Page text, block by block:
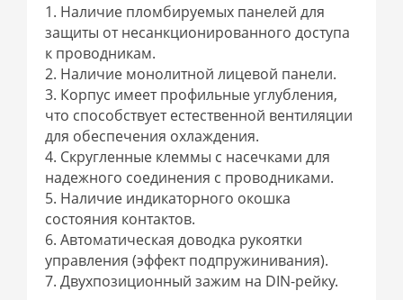
1. Наличие пломбируемых панелей для
защиты от несанкционированного доступа
к проводникам.
2. Наличие монолитной лицевой панели.
3. Корпус имеет профильные углубления,
что способствует естественной вентиляции
для обеспечения охлаждения.
4. Cкругленные клеммы с насечками для
надежного соединения с проводниками.
5. Наличие индикаторного окошка
состояния контактов.
6. Автоматическая доводка рукоятки
управления (эффект подпружинивания).
7. Двухпозиционный зажим на DIN-рейку.